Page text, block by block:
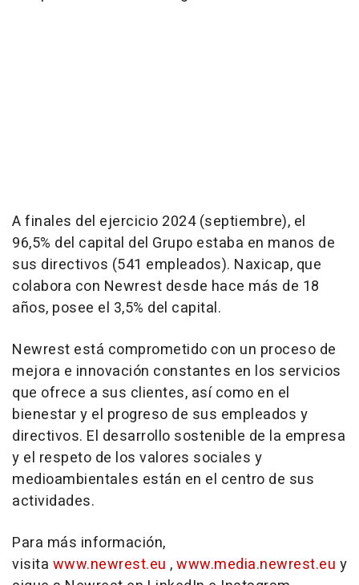
A finales del ejercicio 2024 (septiembre), el
96,5% del capital del Grupo estaba en manos de
sus directivos (541 empleados). Naxicap, que
colabora con Newrest desde hace más de 18
años, posee el 3,5% del capital.
Newrest está comprometido con un proceso de
mejora e innovación constantes en los servicios
que ofrece a sus clientes, así como en el
bienestar y el progreso de sus empleados y
directivos. El desarrollo sostenible de la empresa
y el respeto de los valores sociales y
medioambientales están en el centro de sus
actividades.
Para más información,
visita www.newrest.eu ,www.media.newrest.eu y